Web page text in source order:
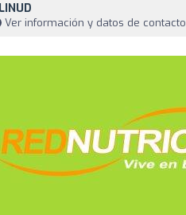
Ver información y datos de contacto